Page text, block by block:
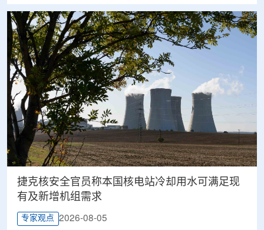
捷克核安全官员称本国核电站冷却用水可满足现
有及新增机组需求
专家观点 2026-08-05